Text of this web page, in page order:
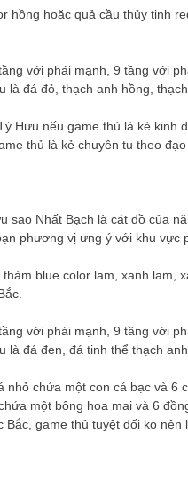
hồng hoặc quả cầu thủy tinh
với phái mạnh, 9 tầng với
đá đỏ, thạch anh hồng,
Hưu nếu game thủ là kẻ kinh
thủ là kẻ chuyên tu theo đạo
Nhất Bạch là cát đồ của
phương vị ưng ý với khu vực
blue color lam, xanh lam,
với phái mạnh, 9 tầng với
đá đen, đá tinh thể thạch
chứa một con cá bạc và 6
một bông hoa mai và 6
game thủ tuyệt đối ko